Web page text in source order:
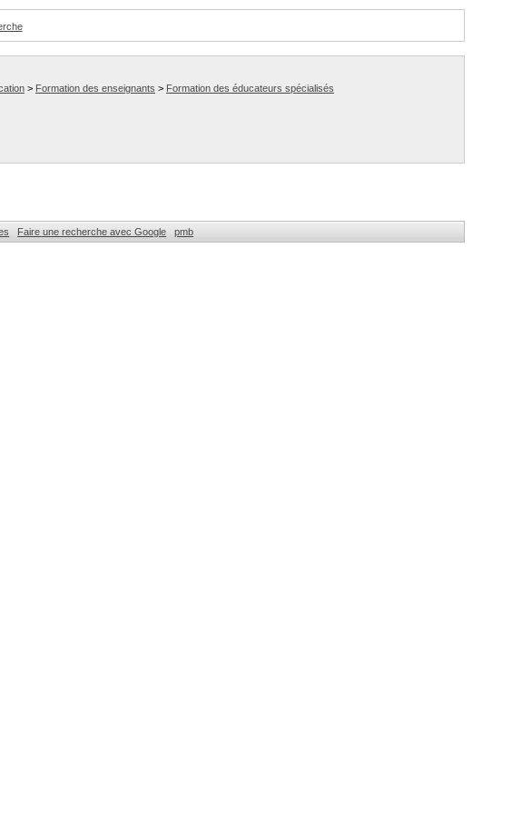
> Formation des enseignants > Formation des éducateurs spécialisés
Faire une recherche avec Google pmb